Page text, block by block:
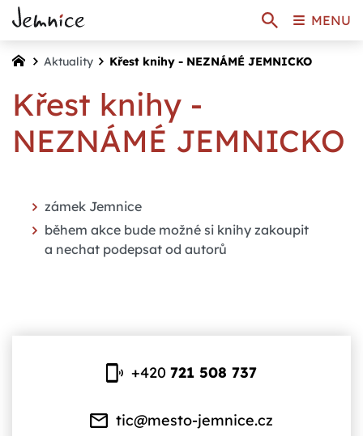
Aktuality Křest knihy - NEZNÁMÉ JEMNICKO
Křest knihy -
NEZNÁMÉ JEMNICKO
zámek Jemnice
během akce bude možné si knihy zakoupit
a nechat podepsat od autorů
+420721 508 737
tic@mesto-jemnice.cz
MENU